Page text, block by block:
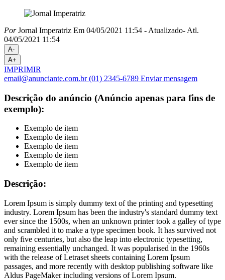
PorJornal Imperatriz Em 04/05/2021 11:54 - Atualizado- Atl.
04/05/2021 11:54
A-
A+
IMPRIMIR
email@anunciante.com.br(01) 2345-6789 Enviar mensagem
Descrição do anúncio (Anúncio apenas para fins de
exemplo):
Exemplo de item
Exemplo de item
Exemplo de item
Exemplo de item
Exemplo de item
Descrição:
Lorem Ipsum is simply dummy text of the printing and typesetting
industry. Lorem Ipsum has been the industry's standard dummy text
ever since the 1500s, when an unknown printer took a galley of type
and scrambled it to make a type specimen book. It has survived not
only five centuries, but also the leap into electronic typesetting,
remaining essentially unchanged. It was popularised in the 1960s
with the release of Letraset sheets containing Lorem Ipsum
passages, and more recently with desktop publishing software like
Aldus PageMaker including versions of Lorem Ipsum.